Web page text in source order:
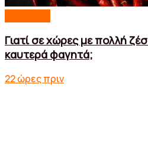
Γιατί σε χώρες με πολλή
καυτερά φαγητά;
22 ώρες πριν